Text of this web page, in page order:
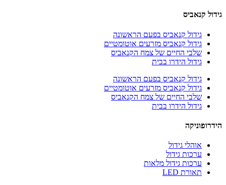
גידול קנאביס
גידול קנאביס בפעם הראשונה
גידול קנאביס מזרעים אוטומטיים
שלבי החיים של צמח הקנאביס
גידול הידרו בבית
גידול קנאביס בפעם הראשונה
גידול קנאביס מזרעים אוטומטיים
שלבי החיים של צמח הקנאביס
גידול הידרו בבית
הידרופוניקה
אוהלי גידול
ערכות גידול
ערכות גידול מלאות
תאורת LED